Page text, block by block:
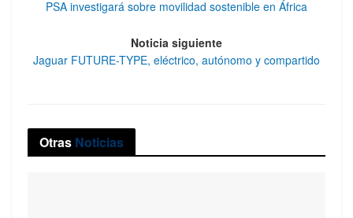
PSA investigará sobre movilidad sostenible en África
Noticia siguiente
Jaguar FUTURE-TYPE, eléctrico, autónomo y compartido
Otras Noticias